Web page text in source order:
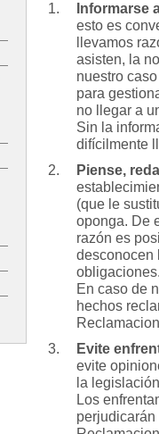
Informarse
esto es
llevamos
asisten, la
nuestro
para
no llegar a
Sin la
difícilmente
Piense,
(que le
oponga. De
razón es
desconocen
En caso de
hechos
Evite
evite
la
Los